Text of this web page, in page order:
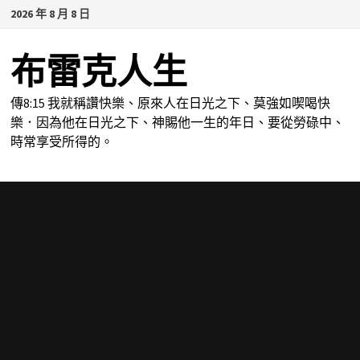
Skip
content
2026 年 8 月 8 日
布雷克人生
傳8:15 我就稱讚快樂、原來人在日光之下、莫強如喫喝快
樂．因為他在日光之下、神賜他一生的年日、要從勞碌中、
時常享受所得的。